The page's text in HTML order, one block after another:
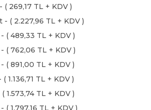
269,17 TL + KDV )
( 2.227,96 TL + KDV )
( 489,33 TL + KDV )
( 762,06 TL + KDV )
( 891,00 TL + KDV )
1.136,71 TL + KDV )
TL + KDV )
1.797,16 TL + KDV )